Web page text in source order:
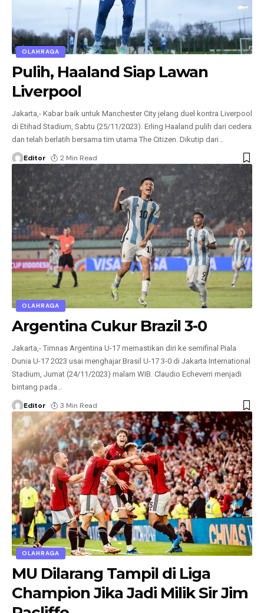
OLAHRAGA
Pulih, Haaland Siap Lawan
Liverpool
Jakarta,- Kabar baik untuk Manchester City jelang duel kontra Liverpool
di Etihad Stadium, Sabtu (25/11/2023). Erling Haaland pulih dari cedera
dan telah berlatih bersama tim utama The Citizen. Dikutip dari…
Editor 2 Min Read
OLAHRAGA
Argentina Cukur Brazil 3-0
Jakarta,- Timnas Argentina U-17 memastikan diri ke semifinal Piala
Dunia U-17 2023 usai menghajar Brasil U-17 3-0 di Jakarta International
Stadium, Jumat (24/11/2023) malam WIB. Claudio Echeverri menjadi
bintang pada
Editor 3 Min Read
OLAHRAGA
MU Dilarang Tampil di Liga
Champion Jika Jadi Milik Sir Jim